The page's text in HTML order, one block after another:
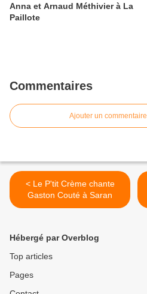
Anna et Arnaud Méthivier à La
Paillote
Commentaires
Ajouter un commentaire
< Le P'tit Crème chante
Gaston Couté à Saran
Hébergé par Overblog
Top articles
Pages